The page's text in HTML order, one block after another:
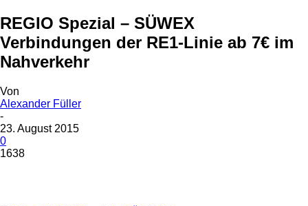
REGIO Spezial – SÜWEX
Verbindungen der RE1-Linie ab 7€ im
Nahverkehr
Von
Alexander Füller
-
23. August 2015
0
1638